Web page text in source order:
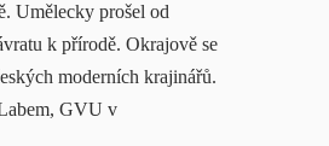
Umělecky prošel od
k přírodě. Okrajově se
moderních krajinářů.
GVU v